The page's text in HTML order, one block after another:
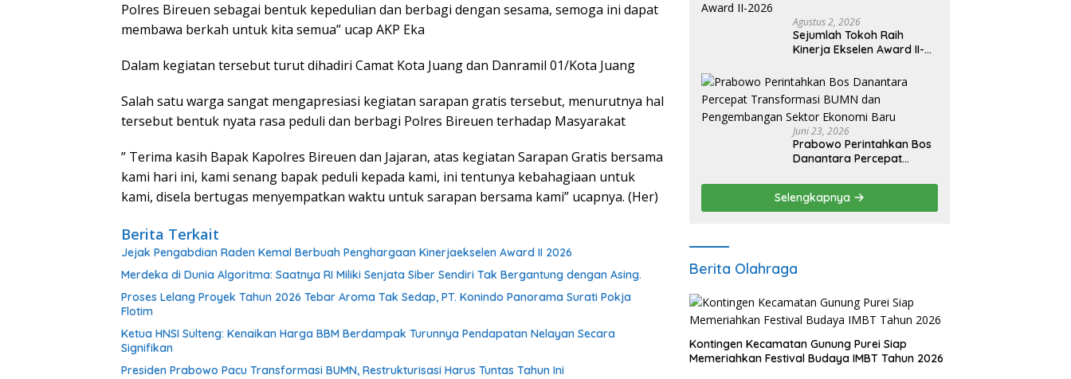
Polres Bireuen sebagai bentuk kepedulian dan berbagi dengan sesama, semoga ini dapat
membawa berkah untuk kita semua” ucap AKP Eka
Dalam kegiatan tersebut turut dihadiri Camat Kota Juang dan Danramil 01/Kota Juang
Salah satu warga sangat mengapresiasi kegiatan sarapan gratis tersebut, menurutnya hal
tersebut bentuk nyata rasa peduli dan berbagi Polres Bireuen terhadap Masyarakat
” Terima kasih Bapak Kapolres Bireuen dan Jajaran, atas kegiatan Sarapan Gratis bersama
kami hari ini, kami senang bapak peduli kepada kami, ini tentunya kebahagiaan untuk
kami, disela bertugas menyempatkan waktu untuk sarapan bersama kami” ucapnya. (Her)
Berita Terkait
Jejak Pengabdian Raden Kemal Berbuah Penghargaan Kinerjaekselen Award II 2026
Merdeka di Dunia Algoritma: Saatnya RI Miliki Senjata Siber Sendiri Tak Bergantung dengan Asing.
Proses Lelang Proyek Tahun 2026 Tebar Aroma Tak Sedap, PT. Konindo Panorama Surati Pokja
Flotim
Ketua HNSI Sulteng: Kenaikan Harga BBM Berdampak Turunnya Pendapatan Nelayan Secara
Signifikan
Presiden Prabowo Pacu Transformasi BUMN, Restrukturisasi Harus Tuntas Tahun Ini
Agustus 2, 2026
Sejumlah Tokoh Raih
Kinerja Ekselen Award II-
Juni 23, 2026
Prabowo Perintahkan Bos
Danantara Percepat
Pengembangan Sektor
Ekonomi Baru
Selengkapnya
Berita Olahraga
Kontingen Kecamatan Gunung Purei Siap
Memeriahkan Festival Budaya IMBT Tahun 2026